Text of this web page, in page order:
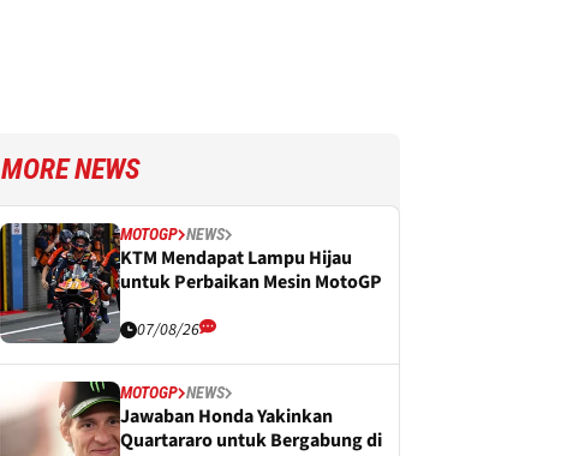
MORE NEWS
MOTOGP NEWS
KTM Mendapat Lampu Hijau
untuk Perbaikan Mesin MotoGP
07/08/26
MOTOGP NEWS
Jawaban Honda Yakinkan
Quartararo untuk Bergabung di